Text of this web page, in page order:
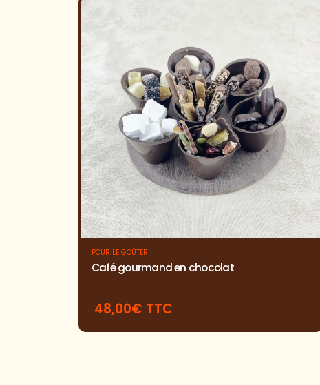
POUR LE GOÛTER
Café gourmand en chocolat
48,00€ TTC